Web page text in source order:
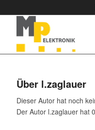
Über l.zaglauer
Dieser Autor hat noch
Der Autor l.zaglauerhat